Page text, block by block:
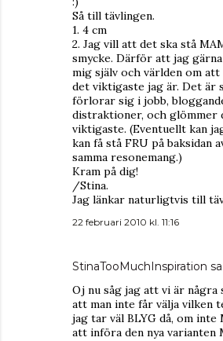
Så till tävlingen.
1. 4 cm
2. Jag vill att det ska stå
smycke. Därför att jag
mig själv och världen om
det viktigaste jag är. Det är
förlorar sig i jobb,
distraktioner, och glömmer
viktigaste. (Eventuellt kan
kan få stå FRU på baksidan
samma resonemang.)
Kram på dig!
/Stina.
Jag länkar naturligtvis till
22 februari 2010 kl. 11:16
StinaTooMuchInspiration
Oj nu såg jag att vi är några
att man inte får välja vilken
jag tar väl BLYG då, om inte
att införa den nya varianten